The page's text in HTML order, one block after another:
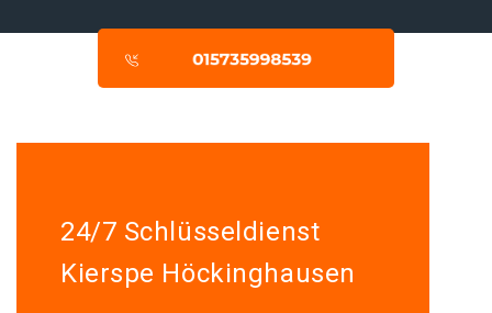
24/7 Schlüsseldienst
Kierspe Höckinghausen